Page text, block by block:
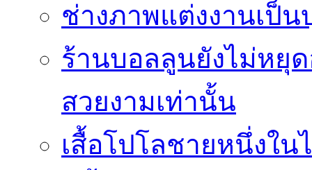
ช่างภาพแต่งงานเป็
ร้านบอลลูนยังไม่หยุ
สวยงามเท่านั้น
เสื้อโปโลชายหนึ่งใ